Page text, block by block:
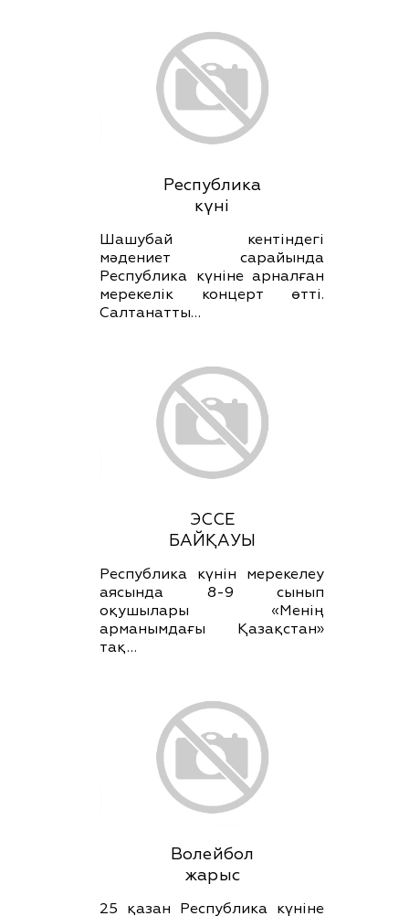
Республика
күні
Шашубай кентіндегі
мәдениет сарайында
Республика күніне арналған
мерекелік концерт өтті.
Салтанатты…
ЭССЕ
БАЙҚАУЫ
Республика күнін мерекелеу
аясында 8-9 сынып
оқушылары «Менің
арманымдағы Қазақстан»
тақ…
Волейбол
жарыс
25 қазан Республика күніне